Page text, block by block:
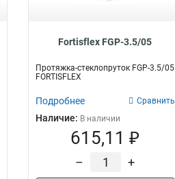
Fortisflex FGP-3.5/05
Протяжка-стеклопруток FGP-3.5/05
FORTISFLEX
Подробнее Сравнить
Наличие: В наличии
615,11 ₽
– +